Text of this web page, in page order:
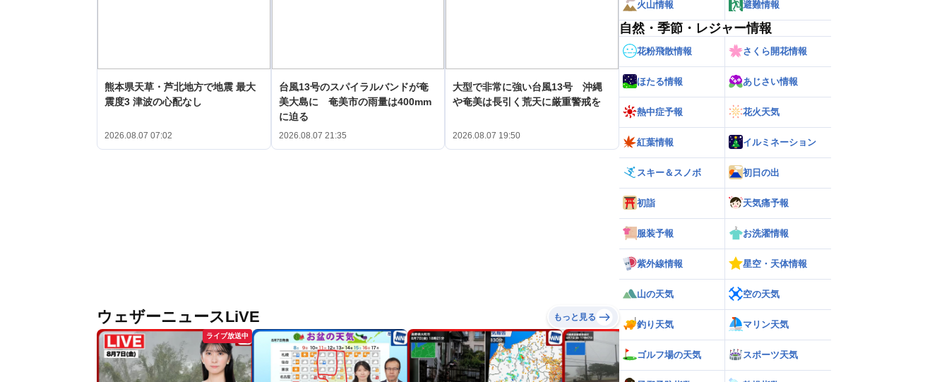
熊本県天草・芦北地方で地震 最大
震度3 津波の心配なし
2026.08.07 07:02
台風13号のスパイラルバンドが奄
美大島に 奄美市の雨量は400mm
に迫る
2026.08.07 21:35
大型で非常に強い台風13号 沖縄
や奄美は長引く荒天に厳重警戒を
2026.08.07 19:50
ウェザーニュースLiVE もっと見る
ライブ放送中
火山情報 避難情報
自然・季節・レジャー情報
花粉飛散情報 さくら開花情報
ほたる情報 あじさい情報
熱中症予報 花火天気
紅葉情報 イルミネーション
スキー＆スノボ 初日の出
初詣 天気痛予報
服装予報 お洗濯情報
紫外線情報 星空・天体情報
山の天気 空の天気
釣り天気 マリン天気
ゴルフ場の天気 スポーツ天気